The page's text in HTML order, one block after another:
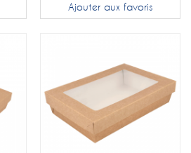
Ajouter aux favoris